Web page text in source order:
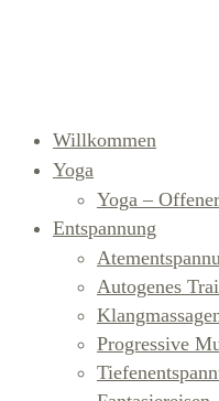
Willkommen
Yoga
Yoga –
Entspannung
Autogenes
Progressive